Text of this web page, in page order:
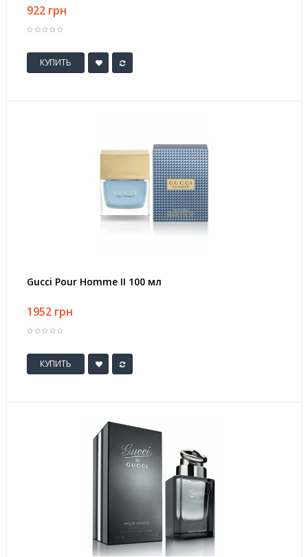
922 грн
КУПИТЬ
Gucci Pour Homme II 100 мл
1952 грн
КУПИТЬ